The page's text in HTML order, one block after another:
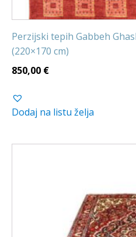
Perzijski tepih Gabbeh
(220×170 cm)
850,00 €
Dodaj na listu želja